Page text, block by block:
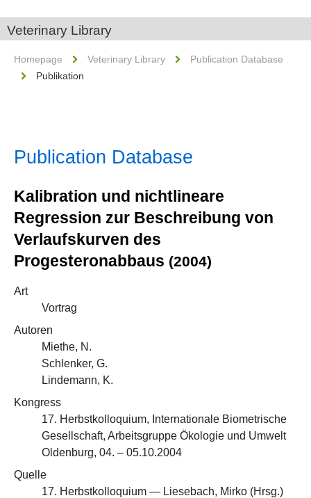
Veterinary Library
Homepage Veterinary Library
Publication Database
Publikation
Publication Database
Kalibration und nichtlineare
Regression zur Beschreibung von
Verlaufskurven des
Progesteronabbaus (2004)
Art
Vortrag
Autoren
Miethe, N.
Schlenker, G.
Lindemann, K.
Kongress
17. Herbstkolloquium, Internationale Biometrische
Gesellschaft, Arbeitsgruppe Ökologie und Umwelt
Oldenburg, 04. – 05.10.2004
Quelle
17. Herbstkolloquium — Liesebach, Mirko (Hrsg.)